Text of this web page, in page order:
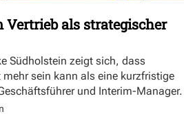
als strategischer
Südholstein zeigt sich, dass
sein kann als eine kurzfristige
und Interim-Manager.